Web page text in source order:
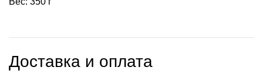
Доставка и оплата